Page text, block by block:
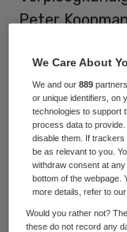
Peter
Verdienste.
ontvangen
en
van de
Loopbaan
We Care About
We and our889
or unique identifiers, on
technologies to support
process data to
disable them. If
be as relevant to you.
withdraw consent at
bottom of the webpage.
more details, refer to
Would you rather not?
these do not record any